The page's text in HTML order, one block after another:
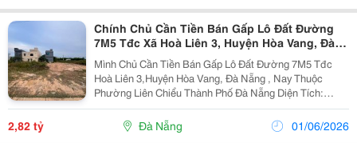
Chính Chủ Cần Tiền Bán Gấp Lô Đất Đường
7M5 Tđc Xã Hoà Liên 3, Huyện Hòa Vang, Đà
Nẵng
Mình Chủ Cần Tiền Bán Gấp Lô Đất Đường 7M5 Tđc
Hoà Liên 3,Huyện Hòa Vang, Đà Nẵng , Nay Thuộc
Phường Liên Chiểu Thành Phố Đà Nẵng Diện Tích:
100,6M2 (5X20,12M, Đất Sạch Ko Dính Cống, Trụ) Giá:
2 Tỷ 850 Triệu (Mình Chính Chủ Nên Có Thương
Lượng...
2,82 tỷ Đà Nẵng 01/06/2026